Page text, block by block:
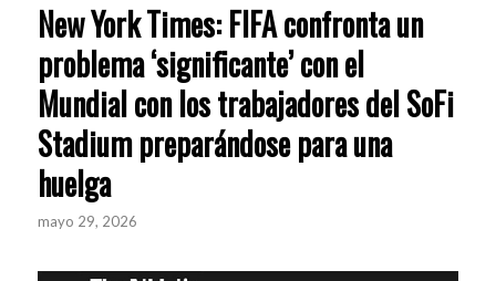
New York Times: FIFA confronta un
problema ‘significante’ con el
Mundial con los trabajadores del SoFi
Stadium preparándose para una
huelga
mayo 29, 2026